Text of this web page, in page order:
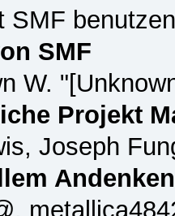
SMF
SMF
W.
Projekt
Joseph